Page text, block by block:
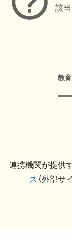
該
教育
連携機関が提供
ス （外部サ